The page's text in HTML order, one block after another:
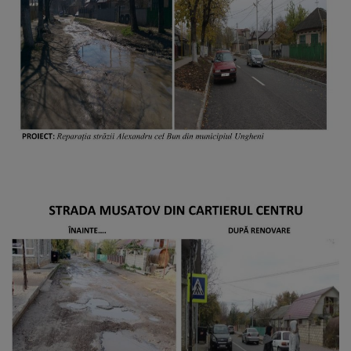
Alegeri
Aleg.
parlamentare
2025
prez.
2024/Referend.
Alegeri
generale
locale